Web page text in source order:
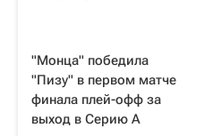
"Монца" победила
"Пизу" в первом матче
финала плей-офф за
выход в Серию А